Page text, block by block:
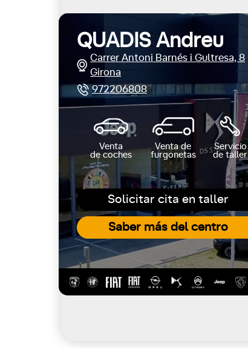
Solicitar cita en taller
Saber más del centro
QUADIS Andreu
Carrer Antoni Barnés i Gultresa, 8
Girona
972206808
Venta
de coches
Venta de
furgonetas
Servicio
de taller